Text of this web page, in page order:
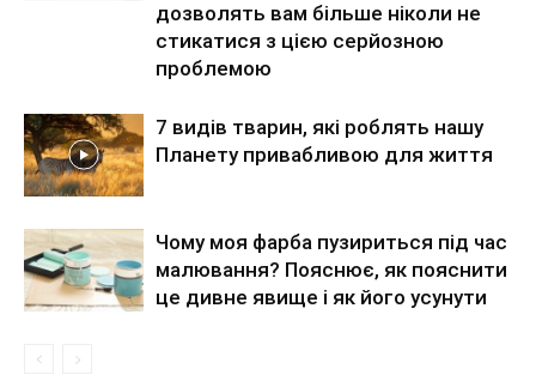
дозволять вам більше ніколи не
стикатися з цією серйозною
проблемою
7 видів тварин, які роблять нашу
Планету привабливою для життя
Чому моя фарба пузириться під час
малювання? Пояснює, як пояснити
це дивне явище і як його усунути